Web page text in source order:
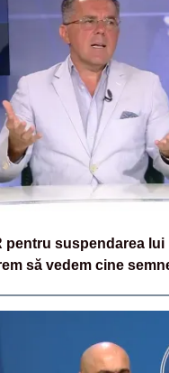
pentru suspendarea lui
să vedem cine